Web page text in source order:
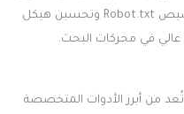
ذلك، توفر SEOPress خيارات متقدمة لتخصيص Robot.txt وتحسين هيكل
إضافة SEMrush SEO Writing Assistant تُعد من أبرز الأدوات المتخصصة